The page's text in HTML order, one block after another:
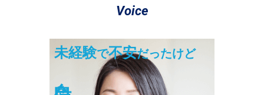
Voice
未経験で不安だったけど